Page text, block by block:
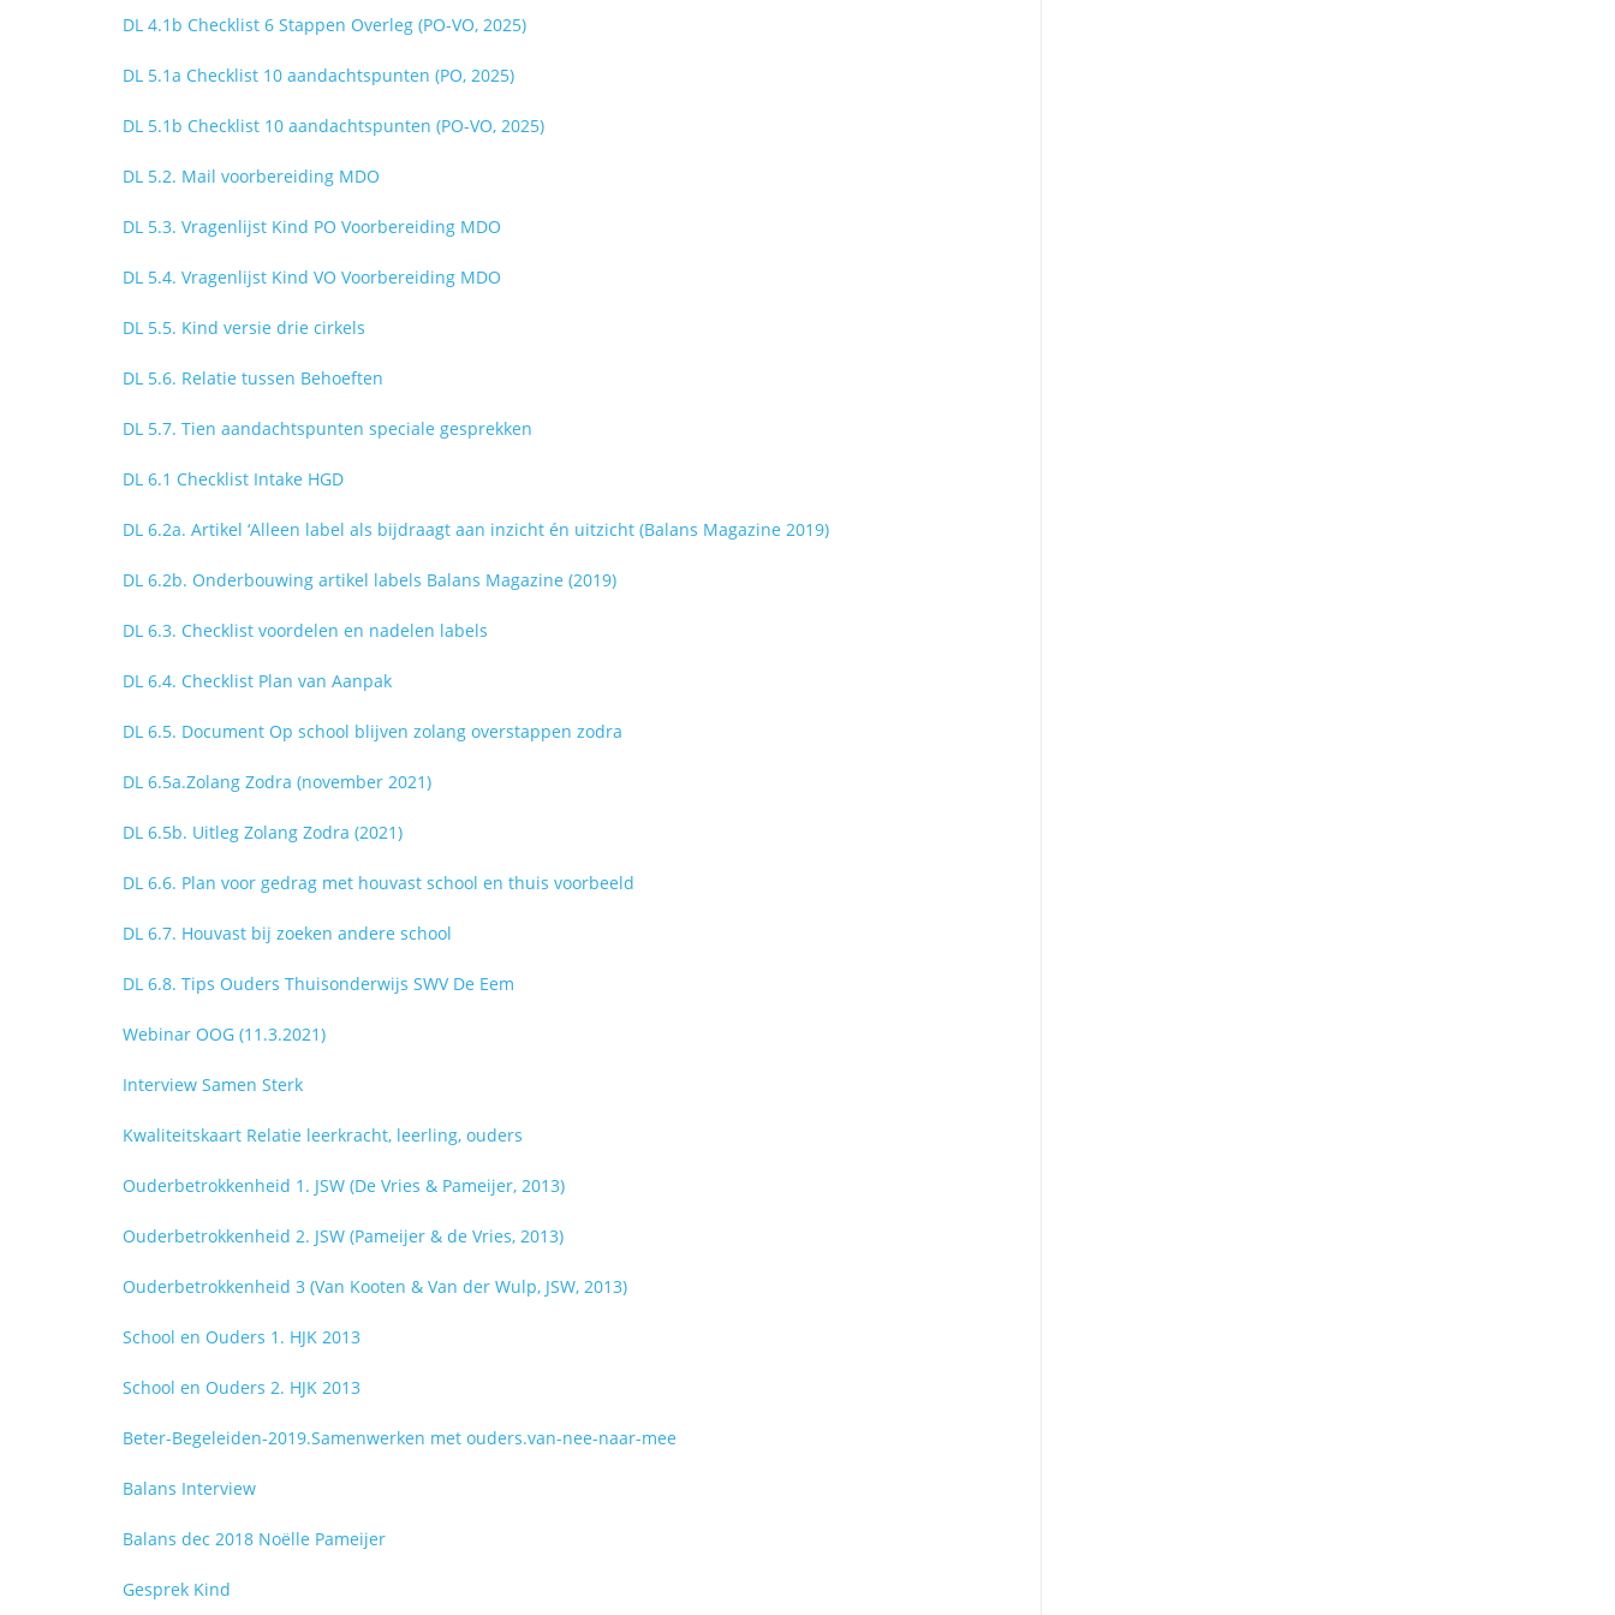
DL 4.1b Checklist 6 Stappen Overleg (PO-VO, 2025)
DL 5.1a Checklist 10 aandachtspunten (PO, 2025)
DL 5.1b Checklist 10 aandachtspunten (PO-VO, 2025)
DL 5.2. Mail voorbereiding MDO
DL 5.3. Vragenlijst Kind PO Voorbereiding MDO
DL 5.4. Vragenlijst Kind VO Voorbereiding MDO
DL 5.5. Kind versie drie cirkels
DL 5.6. Relatie tussen Behoeften
DL 5.7. Tien aandachtspunten speciale gesprekken
DL 6.1 Checklist Intake HGD
DL 6.2a. Artikel ‘Alleen label als bijdraagt aan inzicht én uitzicht (Balans Magazine 2019)
DL 6.2b. Onderbouwing artikel labels Balans Magazine (2019)
DL 6.3. Checklist voordelen en nadelen labels
DL 6.4. Checklist Plan van Aanpak
DL 6.5. Document Op school blijven zolang overstappen zodra
DL 6.5a.Zolang Zodra (november 2021)
DL 6.5b. Uitleg Zolang Zodra (2021)
DL 6.6. Plan voor gedrag met houvast school en thuis voorbeeld
DL 6.7. Houvast bij zoeken andere school
DL 6.8. Tips Ouders Thuisonderwijs SWV De Eem
Webinar OOG (11.3.2021)
Interview Samen Sterk
Kwaliteitskaart Relatie leerkracht, leerling, ouders
Ouderbetrokkenheid 1. JSW (De Vries & Pameijer, 2013)
Ouderbetrokkenheid 2. JSW (Pameijer & de Vries, 2013)
Ouderbetrokkenheid 3 (Van Kooten & Van der Wulp, JSW, 2013)
School en Ouders 1. HJK 2013
School en Ouders 2. HJK 2013
Beter-Begeleiden-2019.Samenwerken met ouders.van-nee-naar-mee
Balans Interview
Balans dec 2018 Noëlle Pameijer
Gesprek Kind